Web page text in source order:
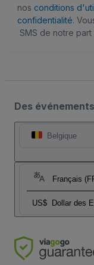
nos conditions
confidentialité.
SMS de notre
Des
Belgique
Français
US$ Dollar des